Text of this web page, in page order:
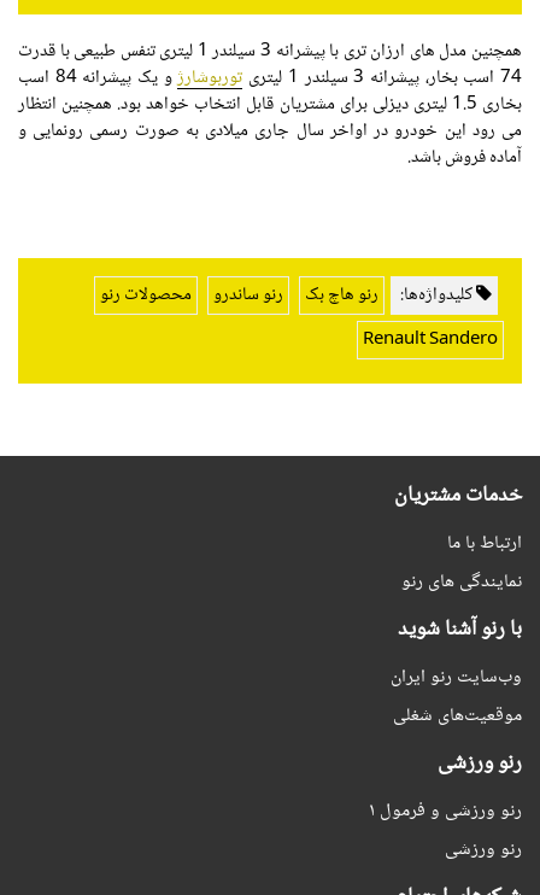
همچنین مدل های ارزان تری با پیشرانه 3 سیلندر 1 لیتری تنفس طبیعی با قدرت
74 اسب بخار، پیشرانه 3 سیلندر 1 لیتری
توربوشارژ
و یک پیشرانه 84 اسب
بخاری 1.5 لیتری دیزلی برای مشتریان قابل انتخاب خواهد بود. همچنین انتظار
می رود این خودرو در اواخر سال جاری میلادی به صورت رسمی رونمایی و
آماده فروش باشد.
کلیدواژه‌ها: رنو هاچ بک رنو ساندرو
محصولات رنو
Renault Sandero
خدمات مشتریان
ارتباط با ما
نمایندگی های رنو
با رنو آشنا شوید
وب‌سایت رنو ایران
موقعیت‌های شغلی
رنو ورزشی
رنو ورزشی و فرمول ۱
رنو ورزشی